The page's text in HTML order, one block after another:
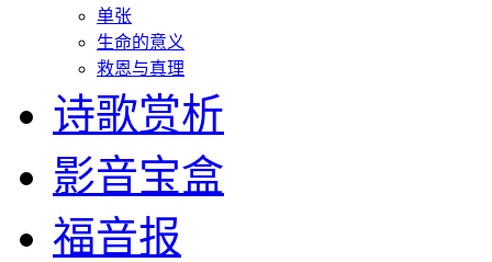
单张
生命的意义
救恩与真理
诗歌赏析
影音宝盒
福音报